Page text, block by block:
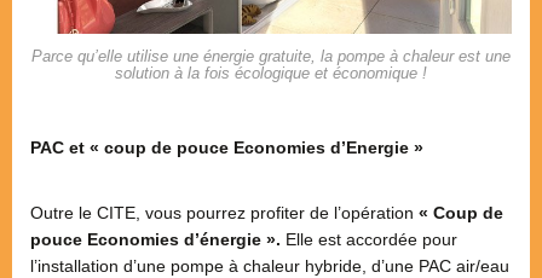
Parce qu’elle utilise une énergie gratuite, la pompe à chaleur est une
solution à la fois écologique et économique !
PAC et « coup de pouce Economies d’Energie »
Outre le CITE, vous pourrez profiter de l’opération « Coup de
pouce Economies d’énergie ». Elle est accordée pour
l’installation d’une pompe à chaleur hybride, d’une PAC air/eau